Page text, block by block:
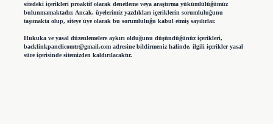
sitedeki içerikleri proaktif olarak denetleme veya araştırma yükümlülüğümüz
bulunmamaktadır. Ancak, üyelerimiz yazdıkları içeriklerin sorumluluğunu
taşımakta olup, siteye üye olarak bu sorumluluğu kabul etmiş sayılırlar.
Hukuka ve yasal düzenlemelere aykırı olduğunu düşündüğünüz içerikleri,
backlinkpanelicomtr@gmail.comadresine bildirmeniz halinde, ilgili içerikler yasal
süre içerisinde sitemizden kaldırılacaktır.